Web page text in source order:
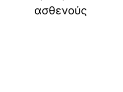
ασθενούς